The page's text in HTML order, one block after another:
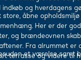
og hverdagens
åbne opholdsmiljø
Her er der
og brændeovnen
Fra alrummet er
terrasse og videre til
et værelse samt